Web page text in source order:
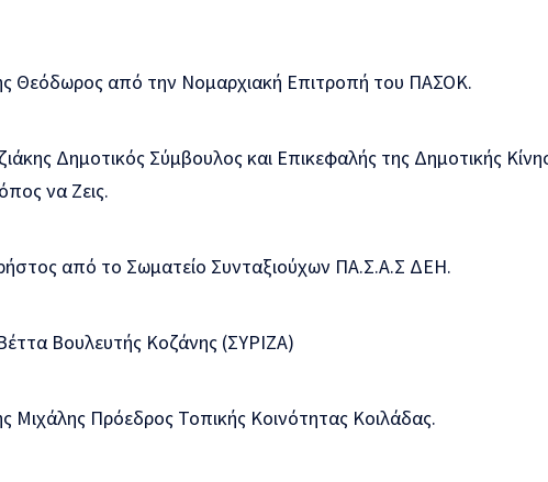
Θεόδωρος από την Νομαρχιακή Επιτροπή του ΠΑΣΟΚ.
Δημοτικός Σύμβουλος και Επικεφαλής της Δημοτικής
να Ζεις.
από το Σωματείο Συνταξιούχων ΠΑ.Σ.Α.Σ ΔΕΗ.
Βουλευτής Κοζάνης (ΣΥΡΙΖΑ)
Μιχάλης Πρόεδρος Τοπικής Κοινότητας Κοιλάδας.